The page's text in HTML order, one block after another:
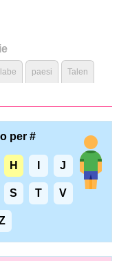
paesi Talen
per #
H J
S T V